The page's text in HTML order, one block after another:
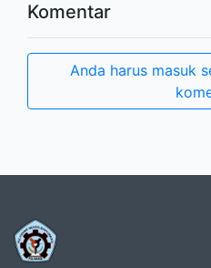
Komentar
Anda harus masuk